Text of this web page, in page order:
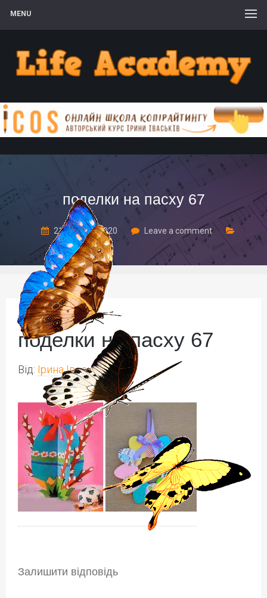
MENU
поделки на пасху 67
21 Лютого, 2020 Leave a comment
поделки на пасху 67
Від: Ірина Іваськів
Залишити відповідь